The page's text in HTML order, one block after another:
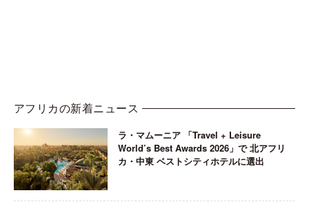
アフリカの新着ニュース
ラ・マムーニア 「Travel + Leisure
World’s Best Awards 2026」で 北アフリ
カ・中東 ベストシティホテルに選出